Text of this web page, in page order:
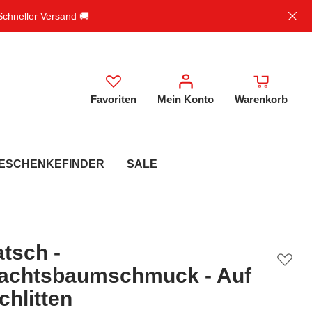
Versand 🚚
Favoriten Mein Konto Warenkorb
SALE
-
- Auf